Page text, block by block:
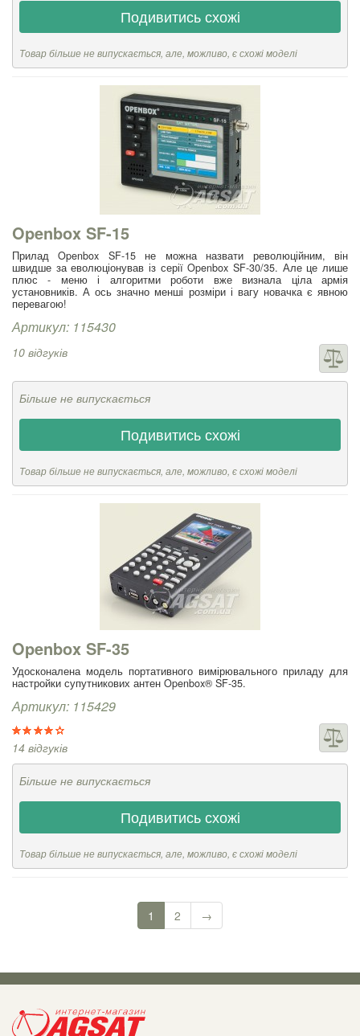
Подивитись схожі
Товар більше не випускається, але, можливо, є схожі моделі
Openbox SF-15
Прилад Openbox SF-15 не можна назвати революційним, він
швидше за еволюціонував із серії Openbox SF-30/35. Але це лише
плюс - меню і алгоритми роботи вже визнала ціла армія
установників. А ось значно менші розміри і вагу новачка є явною
перевагою!
Артикул: 115430
10 відгуків
Більше не випускається
Подивитись схожі
Товар більше не випускається, але, можливо, є схожі моделі
Openbox SF-35
Удосконалена модель портативного вимірювального приладу для
настройки супутникових антен Openbox® SF-35.
Артикул: 115429
14 відгуків
Більше не випускається
Подивитись схожі
Товар більше не випускається, але, можливо, є схожі моделі
1 2 →